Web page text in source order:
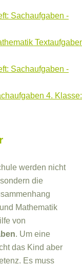
Sachaufgaben -
Sachaufgaben -
4. Klasse:
werden nicht
die
Mathematik
von
. Um eine
das Kind aber
Es muss